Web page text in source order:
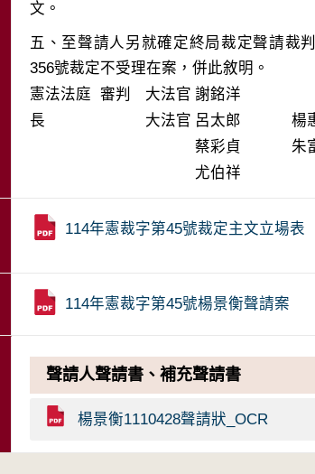
五、至聲請人另就確定終局裁定聲請裁
356號裁定不受理在案，併此敘明。
憲法法庭 審判
長
大法官 謝銘洋
大法官 呂太郎 楊
蔡彩貞
朱
尤伯祥
114年憲裁字第45號裁定主文立場表
114年憲裁字第45號楊景衡聲請案
聲請人聲請書、補充聲請書
楊景衡1110428聲請狀_OCR